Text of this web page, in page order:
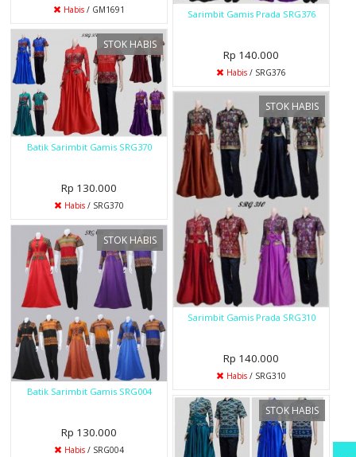
Habis / GM1691 Sarimbit Gamis Prada SRG376
Rp 140.000
Habis / SRG376
STOK HABIS
Batik Sarimbit Gamis SRG370
Rp 130.000
Habis / SRG370
STOK HABIS
Sarimbit Gamis Prada SRG310
Rp 140.000
Habis / SRG310
STOK HABIS
Batik Sarimbit Gamis SRG004
Rp 130.000
Habis / SRG004
STOK HABIS